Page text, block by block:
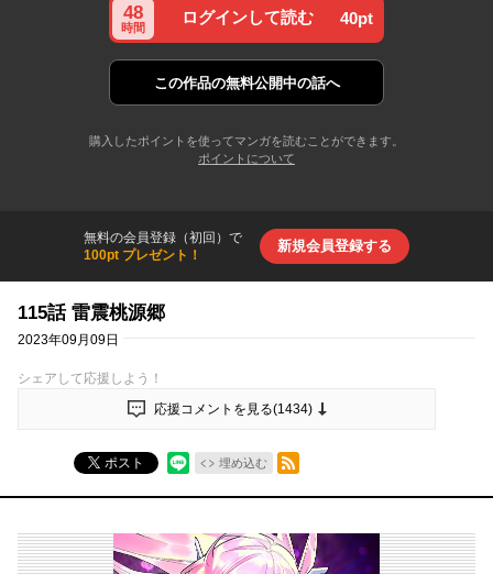
48
時間
ログインして読む 40pt
この作品の無料公開中の話へ
購入したポイントを使ってマンガを読むことができます。
ポイントについて
無料の会員登録（初回）で
100pt プレゼント！
新規会員登録する
115話 雷震桃源郷
2023年09月09日
シェアして応援しよう！
応援コメントを見る(1434)
ポスト 埋め込む
RSSフィード